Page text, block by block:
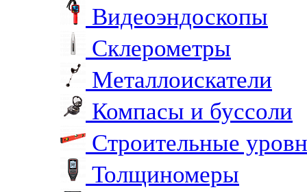
Видеоэндоскопы
Склерометры
Металлоискатели
Компасы и буссоли
Строительные
Толщиномеры